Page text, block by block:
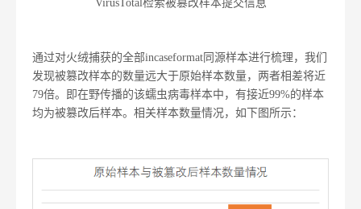
VirusTotal检索被篡改样本提交信息
通过对火绒捕获的全部incaseformat同源样本进行梳理，我们
发现被篡改样本的数量远大于原始样本数量，两者相差将近
79倍。即在野传播的该蠕虫病毒样本中，有接近99%的样本
均为被篡改后样本。相关样本数量情况，如下图所示：